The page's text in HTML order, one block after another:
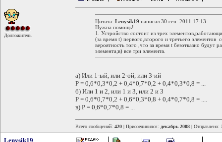
Долгожитель
Цитата: Lenysik19 написал 30 сен. 2011 17:13
Нужна помощь!
1. Устройство состоит из трех
(за время t) первого,второго и третьего элементов
вероятность того ,что за время t безотказно будут
элемента;в) все три элемента.
а) Или 1-ый, или 2-ой, или 3-ий
Р = 0,6*0,3*0,2 + 0,4*0,7*0,2 + 0,4*0,3*0,8 = ...
б) Или 1 и 2, или 1 и 3, или 2 и 3
Р = 0,6*0,7*0,2 + 0,6*0,3*0,8 + 0,4*0,7*0,8 = ....
в) Р = 0,6*0,7*0,8 = ...
Всего сообщений: 420 | Присоединился: декабрь 2008 | Отправлено:
Lenysik19